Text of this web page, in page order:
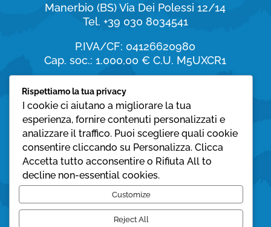
Manerbio (BS)Via Dei Polessi 12/14
Tel. +39 030 8034541
P.IVA/CF: 04126620980
Cap. soc.: 1.000,00 €C.U. M5UXCR1
Orari di apertura
dal Lunedì al Sabato:
8:30 – 19:30
Domenica:
08:30 – 12:30
Privacy policy
Cookie policy
Rispettiamo la tua privacy
I cookie ci aiutano a migliorare la tua
esperienza, fornire contenuti personalizzati e
analizzare il traffico. Puoi scegliere quali cookie
consentire cliccando su Personalizza. Clicca
Accetta tutto acconsentire o Rifiuta All to
decline non-essential cookies.
Customize
Reject All